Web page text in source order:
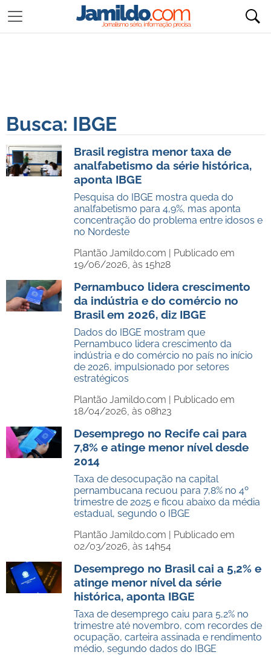
Busca: IBGE
Brasil registra menor taxa de
analfabetismo da série histórica,
aponta IBGE
Pesquisa do IBGE mostra queda do
analfabetismo para 4,9%, mas aponta
concentração do problema entre idosos e
no Nordeste
Plantão Jamildo.com | Publicado em
19/06/2026, às 15h28
Pernambuco lidera crescimento
da indústria e do comércio no
Brasil em 2026, diz IBGE
Dados do IBGE mostram que
Pernambuco lidera crescimento da
indústria e do comércio no país no início
de 2026, impulsionado por setores
estratégicos
Plantão Jamildo.com | Publicado em
18/04/2026, às 08h23
Desemprego no Recife cai para
7,8% e atinge menor nível desde
2014
Taxa de desocupação na capital
pernambucana recuou para 7,8% no 4º
trimestre de 2025 e ficou abaixo da média
estadual, segundo o IBGE
Plantão Jamildo.com | Publicado em
02/03/2026, às 14h54
Desemprego no Brasil cai a 5,2% e
atinge menor nível da série
histórica, aponta IBGE
Taxa de desemprego caiu para 5,2% no
trimestre até novembro, com recordes de
ocupação, carteira assinada e rendimento
médio, segundo dados do IBGE